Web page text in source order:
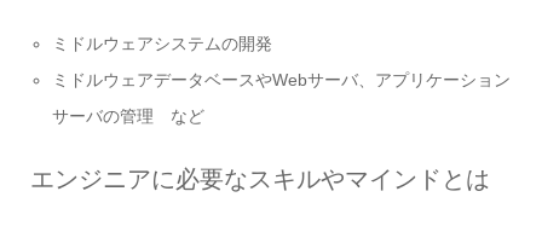
ミドルウェアシステムの開発
ミドルウェアデータベースやWebサーバ、アプリケーション
サーバの管理 など
エンジニアに必要なスキルやマインドとは